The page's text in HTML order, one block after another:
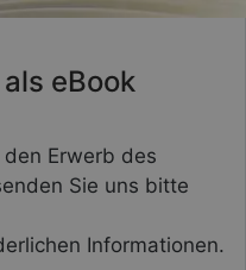
eBook
Erwerb des
Sie uns bitte
Informationen.